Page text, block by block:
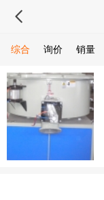
综合 询价 销量